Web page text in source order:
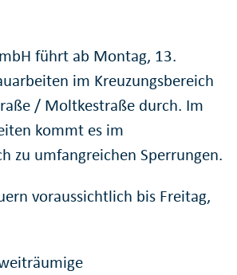
führt ab Montag, 13.
im Kreuzungsbereich
/ Moltkestraße durch. Im
kommt es im
zu umfangreichen Sperrungen.
voraussichtlich bis Freitag,